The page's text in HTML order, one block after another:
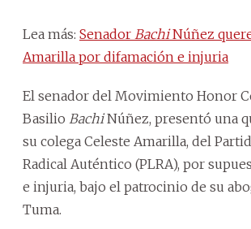
Lea más: Senador BachiNúñez
Amarilla por difamación e injuria
El senador del Movimiento Honor
Basilio BachiNúñez, presentó una
su colega Celeste Amarilla, del
Radical Auténtico (PLRA), por
e injuria, bajo el patrocinio de su
Tuma.